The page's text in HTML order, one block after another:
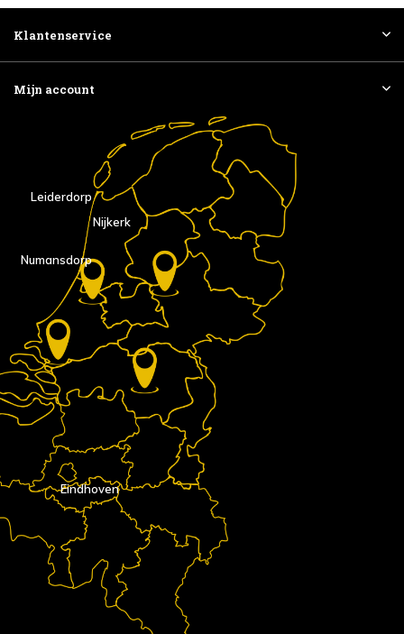
Klantenservice
Mijn account
Eindhoven
Nijkerk
Numansdorp
Leiderdorp